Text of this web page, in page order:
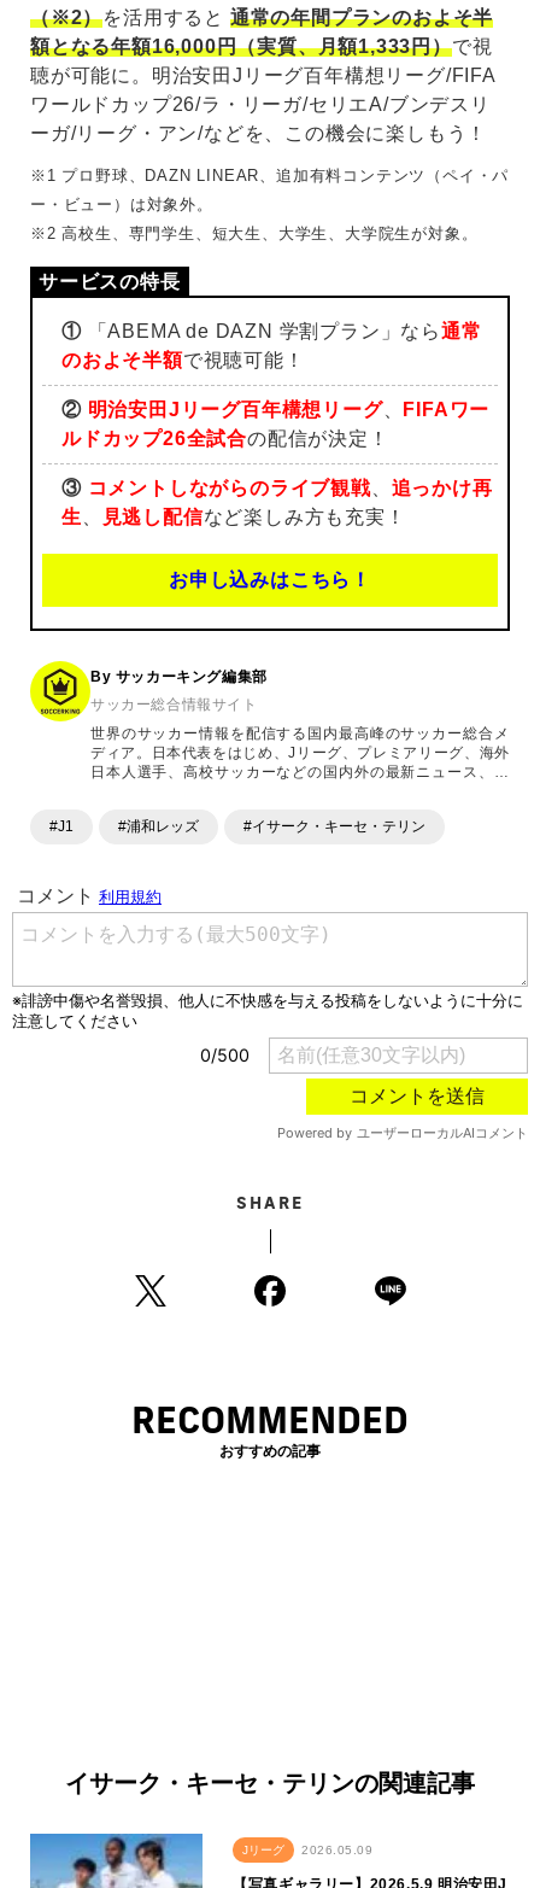
（※2）を活用すると 通常の年間プランのおよそ半
額となる年額16,000円（実質、月額1,333円）で視
聴が可能に。明治安田Jリーグ百年構想リーグ/FIFA
ワールドカップ26/ラ・リーガ/セリエA/ブンデスリ
ーガ/リーグ・アン/などを、この機会に楽しもう！
※1 プロ野球、DAZN LINEAR、追加有料コンテンツ（ペイ・パ
ー・ビュー）は対象外。
※2 高校生、専門学生、短大生、大学生、大学院生が対象。
①「ABEMA de DAZN 学割プラン」なら通常
のおよそ半額で視聴可能！
② 明治安田Jリーグ百年構想リーグ、
FIFAワー
ルドカップ26全試合の配信が決定！
③ コメントしながらのライブ観戦、 追っかけ再
生
見逃し配信など楽しみ方も充実！
お申し込みはこちら！
By サッカーキング編集部
サッカー総合情報サイト
世界のサッカー情報を配信する国内最高峰のサッカー総合メ
ディア。日本代表をはじめ、Jリーグ、プレミアリーグ、海外
日本人選手、高校サッカーなどの国内外の最新ニュース、コ
ます。「X」「Instagram」「YouTube」「TikTok」など、
#J1 #浦和レッズ #イサーク・キーセ・テリン
SHARE
RECOMMENDED
おすすめの記事
イサーク・キーセ・テリンの関連記事
Jリーグ 2026.05.09
【写真ギャラリー】2026.5.9 明治安田J